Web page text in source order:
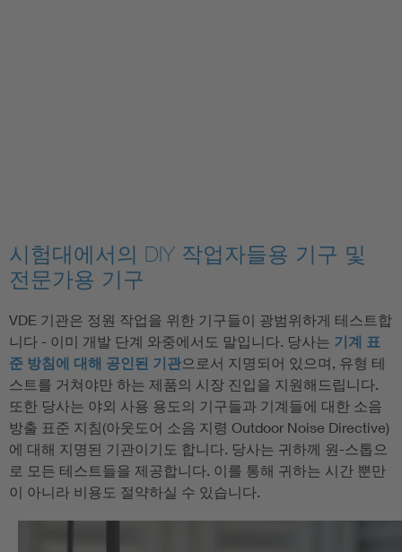
시험대에서의 DIY 작업자들용 기구 및
전문가용 기구
VDE 기관은 정원 작업을 위한 기구들이 광범위하게 테스트합
니다 - 이미 개발 단계 와중에서도 말입니다. 당사는 기계 표
준 방침에 대해 공인된 기관으로서 지명되어 있으며, 유형 테
스트를 거쳐야만 하는 제품의 시장 진입을 지원해드립니다.
또한 당사는 야외 사용 용도의 기구들과 기계들에 대한 소음
방출 표준 지침(아웃도어 소음 지령 Outdoor Noise Directive)
에 대해 지명된 기관이기도 합니다. 당사는 귀하께 원-스톱으
로 모든 테스트들을 제공합니다. 이를 통해 귀하는 시간 뿐만
이 아니라 비용도 절약하실 수 있습니다.